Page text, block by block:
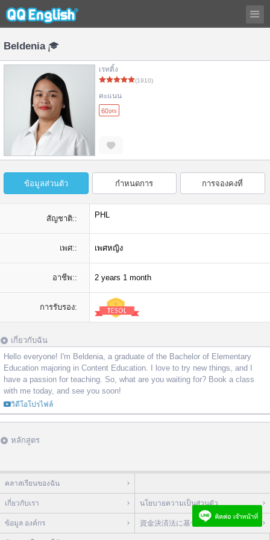
Beldenia
เรทติ้ง
(1910)
คะแนน
60pts
ข้อมูลส่วนตัว กำหนดการ การจองคงที่
สัญชาติ:: PHL
เพศ:: เพศหญิง
อาชีพ:: 2 years 1 month
การรับรอง:
เกี่ยวกับฉัน
Hello everyone! I'm Beldenia, a graduate of the Bachelor of Elementary
Education majoring in Content Education. I love to try new things, and I
have a passion for teaching. So, what are you waiting for? Book a class
with me today, and see you soon!
วิดีโอโปรไฟล์
หลักสูตร
คลาสเรียนของฉัน
เกี่ยวกับเรา นโยบายความเป็นส่วนตัว
ข้อมูล องค์กร 資金決済法に基づく表示